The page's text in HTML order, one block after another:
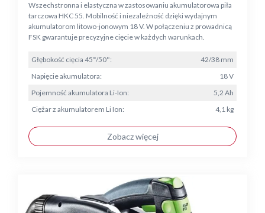
Wszechstronna i elastyczna w zastosowaniu akumulatorowa piła
tarczowa HKC 55. Mobilność i niezależność dzięki wydajnym
akumulatorom litowo-jonowym 18 V. W połączeniu z prowadnicą
FSK gwarantuje precyzyjne cięcie w każdych warunkach.
Głębokość cięcia 45°/50°:
42/38 mm
Napięcie akumulatora:
18 V
Pojemność akumulatora Li-Ion:
5,2 Ah
Ciężar z akumulatorem Li Ion:
4,1 kg
Zobacz więcej